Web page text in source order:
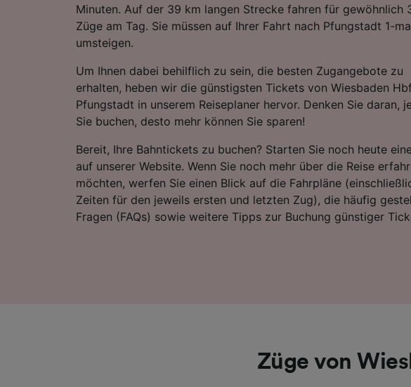
Minuten. Auf der 39 km langen Strecke fahren für gewöhnlich
Züge am Tag. Sie müssen auf Ihrer Fahrt nach Pfungstadt 1-
umsteigen.
Um Ihnen dabei behilflich zu sein, die besten Zugangebote zu
erhalten, heben wir die günstigsten Tickets von Wiesbaden
Pfungstadt in unserem Reiseplaner hervor. Denken Sie daran,
Sie buchen, desto mehr können Sie sparen!
Bereit, Ihre Bahntickets zu buchen? Starten Sie noch heute
auf unserer Website. Wenn Sie noch mehr über die Reise
möchten, werfen Sie einen Blick auf die Fahrpläne
Zeiten für den jeweils ersten und letzten Zug), die häufig
Fragen (FAQs) sowie weitere Tipps zur Buchung günstiger
Züge von